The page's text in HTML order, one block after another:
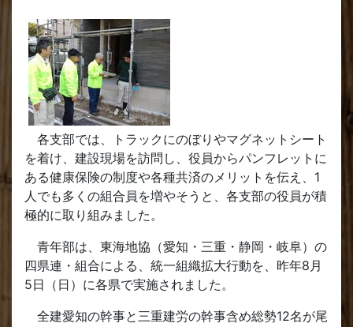
各支部では、トラックにのぼりやマグネットシート
を着け、建設現場を訪問し、役員からパンフレットに
ある健康保険の制度や各種共済のメリットを伝え、1
人でも多くの組合員を増やそうと、各支部の役員が積
極的に取り組みました。
青年部は、東海地協（愛知・三重・静岡・岐阜）の
四県連・組合による、統一組織拡大行動を、昨年8月
5日（日）に各県で実施されました。
全建愛知の幹事と三重建労の幹事含め総勢12名が尾